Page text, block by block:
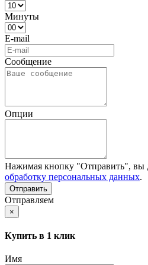
Минуты
E-mail
Сообщение
Опции
Нажимая кнопку "Отправить", вы
обработку персональных данных.
Отправляем
×
Купить в 1 клик
Имя